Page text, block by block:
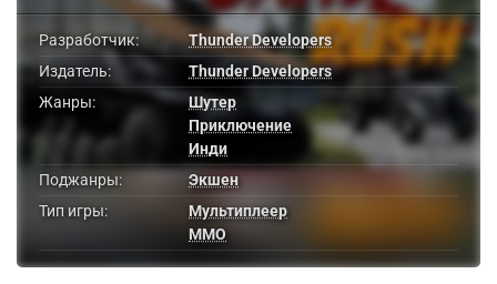
Разработчик:
Thunder Developers
Издатель:
Thunder Developers
Жанры:
Шутер
Приключение
Инди
Поджанры:
Экшен
Тип игры:
Мультиплеер
MMO